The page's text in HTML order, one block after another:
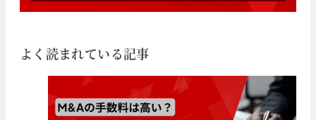
よく読まれている記事